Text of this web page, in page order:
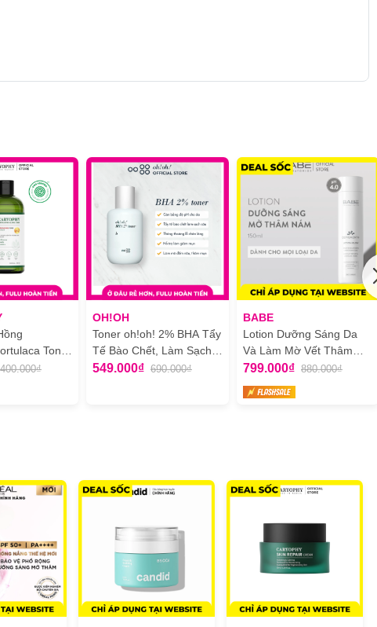
bóng da
Leaf Extract (5,000ppm), Beta-Glucan, Polyglutamic Acid,
Allantoin, Polyglyceryl-10 Laurate, Sodium Acrylate/Sodium
Toner
Dầu
400.000₫
OH!OH
Toner oh!oh! 2% BHA Tẩy
Tế Bào Chết, Làm Sạch
75ml
549.000₫ 690.000₫
BABE
Lotion Dưỡng Sáng Da
Và Làm Mờ Vết Thâm
Nám BABE Depigment+
Lotion Glow 150ml
799.000₫ 880.000₫